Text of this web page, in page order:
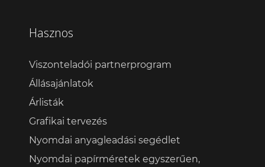
Hasznos
Viszonteladói partnerprogram
Állásajánlatok
Árlisták
Grafikai tervezés
Nyomdai anyagleadási segédlet
Nyomdai papírméretek egyszerűen,